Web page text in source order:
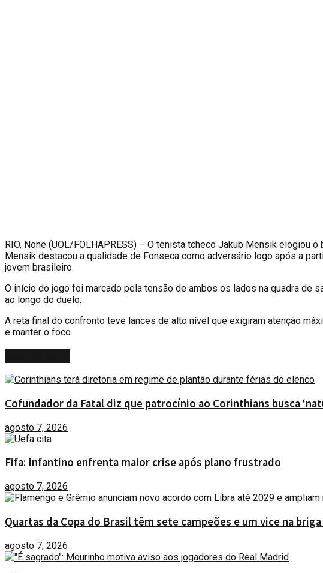
RIO, None (UOL/FOLHAPRESS) – O tenista tcheco Jakub Mensik elogiou
Mensik destacou a qualidade de Fonseca como adversário logo após a
jovem brasileiro.
O início do jogo foi marcado pela tensão de ambos os lados na quadra de
ao longo do duelo.
A reta final do confronto teve lances de alto nível que exigiram atenção
e manter o foco.
Cofundador da Fatal diz que patrocínio ao Corinthians busca
agosto 7, 2026
Fifa: Infantino enfrenta maior crise após plano frustrado
agosto 7, 2026
Quartas da Copa do Brasil têm sete campeões e um vice na
agosto 7, 2026